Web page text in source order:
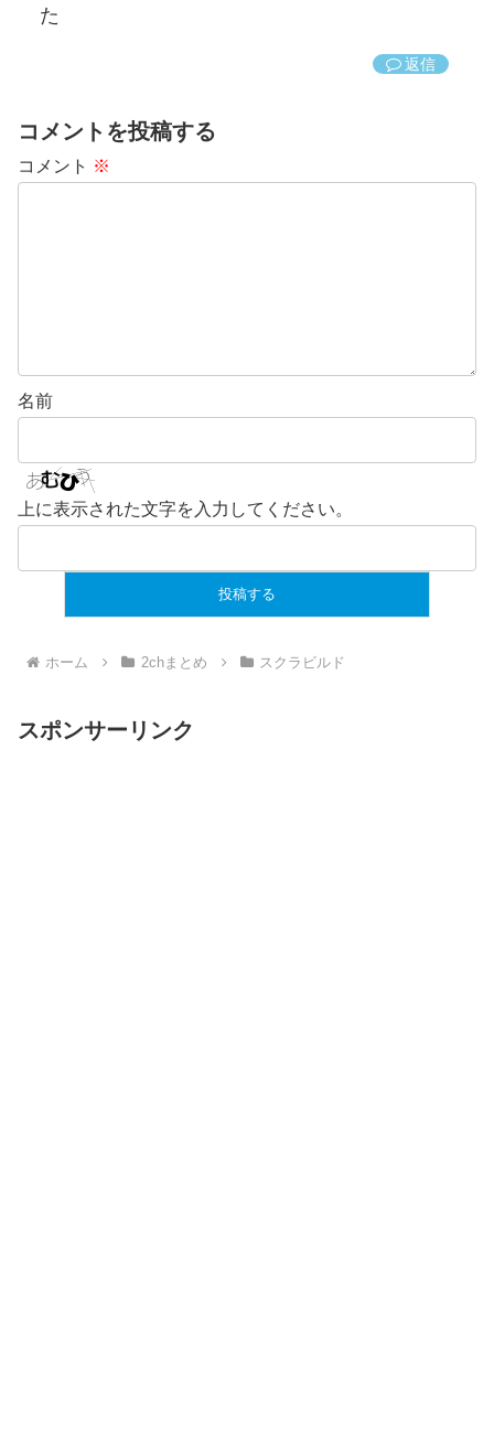
た
返信
コメントを投稿する
コメント ※
名前
上に表示された文字を入力してください。
ホーム 2chまとめ スクラビルド
スポンサーリンク